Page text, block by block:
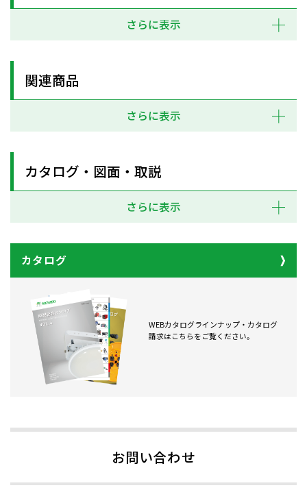
さらに表示
関連商品
さらに表示
カタログ・図面・取説
さらに表示
カタログ
WEBカタログラインナップ・カタログ
請求はこちらをご覧ください。
お問い合わせ